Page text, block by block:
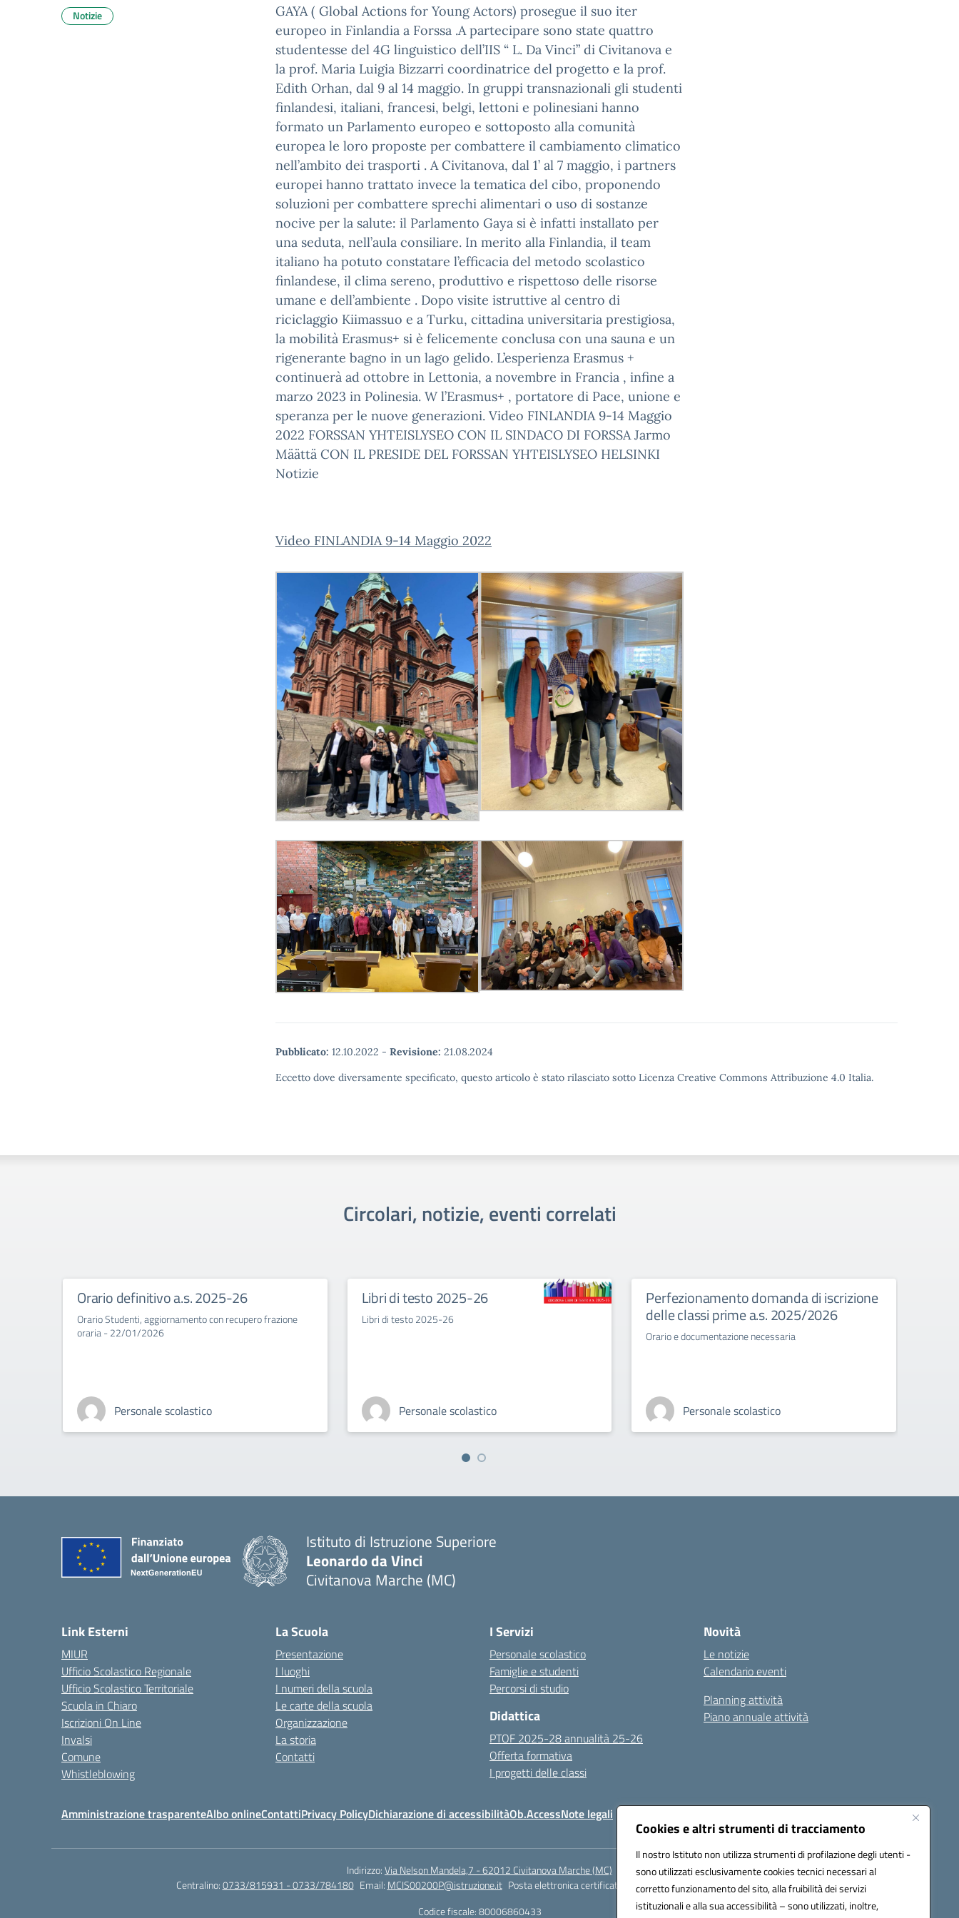
Cookies e altri strumenti di tracciamento
Il nostro Istituto non utilizza strumenti di profilazione degli utenti -
sono utilizzati esclusivamente cookies tecnici necessari al
corretto funzionamento del sito, alla fruibilità dei servizi
istituzionali e alla sua accessibilità – sono utilizzati, inoltre,
GAYA ( Global Actions for Young Actors) prosegue il suo iter
europeo in Finlandia a Forssa .A partecipare sono state quattro
studentesse del 4G linguistico dell’IIS “ L. Da Vinci” di Civitanova e
la prof. Maria Luigia Bizzarri coordinatrice del progetto e la prof.
Edith Orhan, dal 9 al 14 maggio. In gruppi transnazionali gli studenti
finlandesi, italiani, francesi, belgi, lettoni e polinesiani hanno
formato un Parlamento europeo e sottoposto alla comunità
europea le loro proposte per combattere il cambiamento climatico
nell’ambito dei trasporti . A Civitanova, dal 1’ al 7 maggio, i partners
europei hanno trattato invece la tematica del cibo, proponendo
soluzioni per combattere sprechi alimentari o uso di sostanze
nocive per la salute: il Parlamento Gaya si è infatti installato per
una seduta, nell’aula consiliare. In merito alla Finlandia, il team
italiano ha potuto constatare l’efficacia del metodo scolastico
finlandese, il clima sereno, produttivo e rispettoso delle risorse
umane e dell’ambiente . Dopo visite istruttive al centro di
riciclaggio Kiimassuo e a Turku, cittadina universitaria prestigiosa,
la mobilità Erasmus+ si è felicemente conclusa con una sauna e un
rigenerante bagno in un lago gelido. L’esperienza Erasmus +
continuerà ad ottobre in Lettonia, a novembre in Francia , infine a
marzo 2023 in Polinesia. W l’Erasmus+ , portatore di Pace, unione e
speranza per le nuove generazioni. Video FINLANDIA 9-14 Maggio
2022 FORSSAN YHTEISLYSEO CON IL SINDACO DI FORSSA Jarmo
Määttä CON IL PRESIDE DEL FORSSAN YHTEISLYSEO HELSINKI
Notizie
Video FINLANDIA 9-14 Maggio 2022
Pubblicato: 12.10.2022 - Revisione: 21.08.2024
Eccetto dove diversamente specificato, questo articolo è stato rilasciato sotto Licenza Creative Commons Attribuzione 4.0 Italia.
Notizie
Circolari, notizie, eventi correlati
Orario definitivo a.s. 2025-26
Orario Studenti, aggiornamento con recupero frazione
oraria - 22/01/2026
Personale scolastico
Libri di testo 2025-26
Libri di testo 2025-26
Personale scolastico
Perfezionamento domanda di iscrizione
delle classi prime a.s. 2025/2026
Orario e documentazione necessaria
Personale scolastico
Istituto di Istruzione Superiore
Leonardo da Vinci
Civitanova Marche (MC)
Link Esterni
MIUR
Ufficio Scolastico Regionale
Ufficio Scolastico Territoriale
Scuola in Chiaro
Iscrizioni On Line
Invalsi
Comune
Whistleblowing
La Scuola
Presentazione
I luoghi
I numeri della scuola
Le carte della scuola
Organizzazione
La storia
Contatti
I Servizi
Personale scolastico
Famiglie e studenti
Percorsi di studio
Didattica
PTOF 2025-28 annualità 25-26
Offerta formativa
I progetti delle classi
Novità
Le notizie
Calendario eventi
Planning attività
Piano annuale attività
Amministrazione trasparenteAlbo onlineContattiPrivacy PolicyDichiarazione di accessibilitàOb.AccessNote legali Seguici su:
Indirizzo:Via Nelson Mandela,7 - 62012 Civitanova Marche (MC)
Centralino:0733/815931 - 0733/784180 Email: MCIS00200P@istruzione.it Posta elettronica certificata (PEC):MCIS00200P@pec.istruzione.it
Codice fiscale: 80006860433